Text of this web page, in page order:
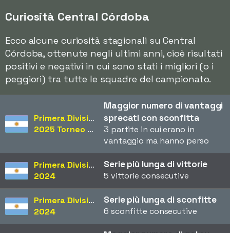
Curiosità Central Córdoba
Ecco alcune curiosità stagionali su Central
Córdoba, ottenute negli ultimi anni, cioè risultati
positivi e negativi in cui sono stati i migliori (o i
peggiori) tra tutte le squadre del campionato.
Primera División
2025 Torneo Apertura
Maggior numero di vantaggi
sprecati con sconfitta
3 partite in cui erano in
vantaggio ma hanno perso
Primera División
2024
Serie più lunga di vittorie
5 vittorie consecutive
Primera División
2024
Serie più lunga di sconfitte
6 sconfitte consecutive